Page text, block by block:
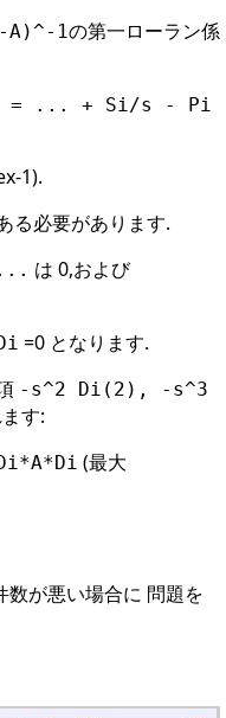
A)^-1の第一ローラン係
= ... + Si/s - Pi
1).
る必要があります.
は 0,および
=0 となります.
-s^2 Di(2), -s^3
す:
(最大
数が悪い場合に 問題を